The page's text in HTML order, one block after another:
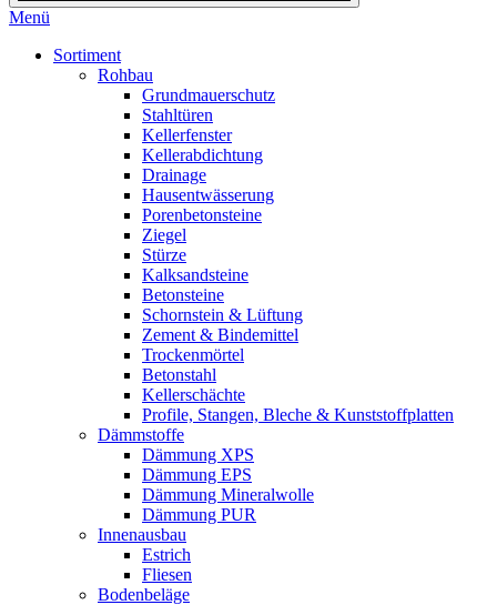
Menü
Sortiment
Rohbau
Grundmauerschutz
Stahltüren
Kellerfenster
Kellerabdichtung
Drainage
Hausentwässerung
Porenbetonsteine
Ziegel
Stürze
Kalksandsteine
Betonsteine
Schornstein & Lüftung
Zement & Bindemittel
Trockenmörtel
Betonstahl
Kellerschächte
Profile, Stangen, Bleche & Kunststoffplatten
Dämmstoffe
Dämmung XPS
Dämmung EPS
Dämmung Mineralwolle
Dämmung PUR
Innenausbau
Estrich
Fliesen
Bodenbeläge